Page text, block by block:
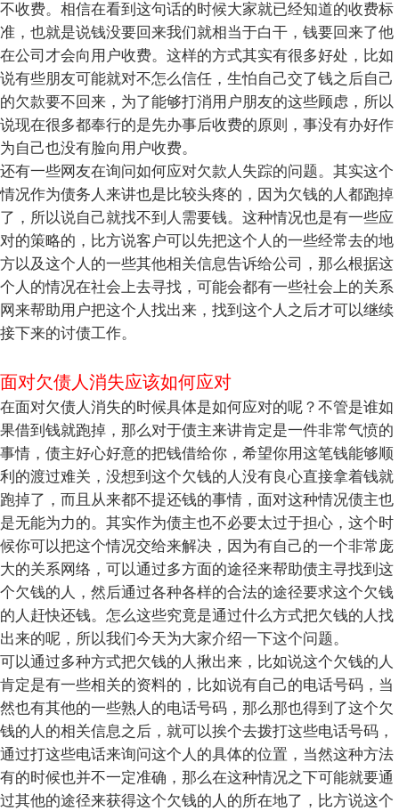
不收费。相信在看到这句话的时候大家就已经知道的收费标
准，也就是说钱没要回来我们就相当于白干，钱要回来了他
在公司才会向用户收费。这样的方式其实有很多好处，比如
说有些朋友可能就对不怎么信任，生怕自己交了钱之后自己
的欠款要不回来，为了能够打消用户朋友的这些顾虑，所以
说现在很多都奉行的是先办事后收费的原则，事没有办好作
为自己也没有脸向用户收费。
还有一些网友在询问如何应对欠款人失踪的问题。其实这个
情况作为债务人来讲也是比较头疼的，因为欠钱的人都跑掉
了，所以说自己就找不到人需要钱。这种情况也是有一些应
对的策略的，比方说客户可以先把这个人的一些经常去的地
方以及这个人的一些其他相关信息告诉给公司，那么根据这
个人的情况在社会上去寻找，可能会都有一些社会上的关系
网来帮助用户把这个人找出来，找到这个人之后才可以继续
接下来的讨债工作。
面对欠债人消失应该如何应对
在面对欠债人消失的时候具体是如何应对的呢？不管是谁如
果借到钱就跑掉，那么对于债主来讲肯定是一件非常气愤的
事情，债主好心好意的把钱借给你，希望你用这笔钱能够顺
利的渡过难关，没想到这个欠钱的人没有良心直接拿着钱就
跑掉了，而且从来都不提还钱的事情，面对这种情况债主也
是无能为力的。其实作为债主也不必要太过于担心，这个时
候你可以把这个情况交给来解决，因为有自己的一个非常庞
大的关系网络，可以通过多方面的途径来帮助债主寻找到这
个欠钱的人，然后通过各种各样的合法的途径要求这个欠钱
的人赶快还钱。怎么这些究竟是通过什么方式把欠钱的人找
出来的呢，所以我们今天为大家介绍一下这个问题。
可以通过多种方式把欠钱的人揪出来，比如说这个欠钱的人
肯定是有一些相关的资料的，比如说有自己的电话号码，当
然也有其他的一些熟人的电话号码，那么那也得到了这个欠
钱的人的相关信息之后，就可以挨个去拨打这些电话号码，
通过打这些电话来询问这个人的具体的位置，当然这种方法
有的时候也并不一定准确，那么在这种情况之下可能就要通
过其他的途径来获得这个欠钱的人的所在地了，比方说这个